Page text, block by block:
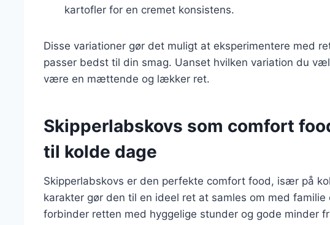
kartofler for en cremet konsistens.
Disse variationer gør det muligt at eksperimentere med
passer bedst til din smag. Uanset hvilken variation du
være en mættende og lækker ret.
Skipperlabskovs som comfort
til kolde dage
Skipperlabskovs er den perfekte comfort food, især på
karakter gør den til en ideel ret at samles om med familie
forbinder retten med hyggelige stunder og gode minder